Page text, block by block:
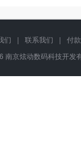
们 | 联系我们 |
付
南京炫动数码科技开